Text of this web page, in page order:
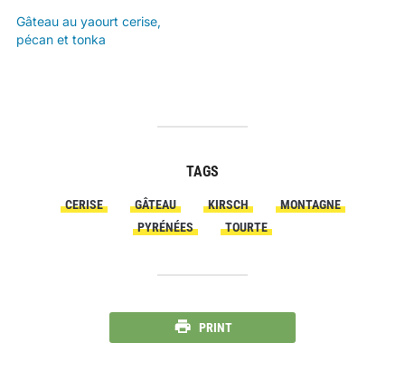
Gâteau au yaourt cerise,
pécan et tonka
TAGS
CERISE GÂTEAU KIRSCH
MONTAGNE
PYRÉNÉES
TOURTE
PRINT